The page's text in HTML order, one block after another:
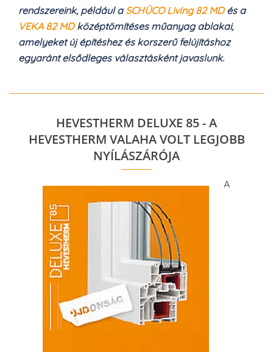
rendszereink, például a SCHÜCO LivIng 82 MDés a
VEKA 82 MDközéptömítéses műanyag ablakai,
amelyeket új építéshez és korszerű felújításhoz
egyaránt elsődleges választásként javaslunk.
HEVESTHERM DELUXE 85 - A
HEVESTHERM VALAHA VOLT LEGJOBB
NYÍLÁSZÁRÓJA
A